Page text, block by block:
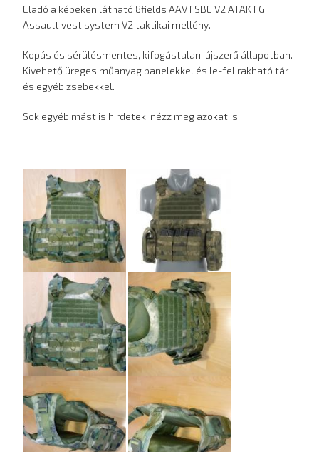
Eladó a képeken látható 8fields AAV FSBE V2 ATAK FG
Assault vest system V2 taktikai mellény.
Kopás és sérülésmentes, kifogástalan, újszerű állapotban.
Kivehető üreges műanyag panelekkel és le-fel rakható tár
és egyéb zsebekkel.
Sok egyéb mást is hirdetek, nézz meg azokat is!
Hirdetés
képei